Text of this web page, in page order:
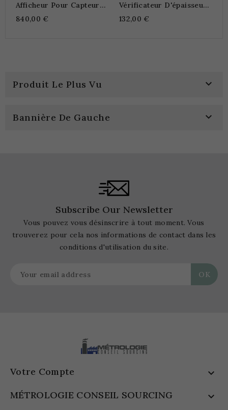
Afficheur Pour Capteur
Inductif
840,00 €
Vérificateur D'épaisseur
Digital VERTICAL
132,00 €
Produit Le Plus Vu 
Bannière De Gauche 
Subscribe Our Newsletter
Vous pouvez vous désinscrire à tout moment. Vous
trouverez pour cela nos informations de contact dans les
conditions d'utilisation du site.
Votre Compte 
MÉTROLOGIE CONSEIL SOURCING 